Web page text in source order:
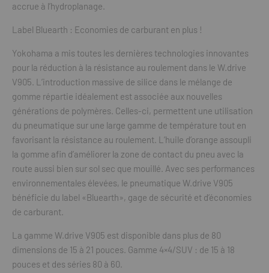
accrue à l’hydroplanage.
Label Bluearth : Economies de carburant en plus !
Yokohama a mis toutes les dernières technologies innovantes
pour la réduction à la résistance au roulement dans le W.drive
V905. L’introduction massive de silice dans le mélange de
gomme répartie idéalement est associée aux nouvelles
générations de polymères. Celles-ci, permettent une utilisation
du pneumatique sur une large gamme de température tout en
favorisant la résistance au roulement. L’huile d’orange assoupli
la gomme afin d’améliorer la zone de contact du pneu avec la
route aussi bien sur sol sec que mouillé. Avec ses performances
environnementales élevées, le pneumatique W.drive V905
bénéficie du label «Bluearth», gage de sécurité et d’économies
de carburant.
La gamme W.drive V905 est disponible dans plus de 80
dimensions de 15 à 21 pouces. Gamme 4×4/SUV : de 15 à 18
pouces et des séries 80 à 60.